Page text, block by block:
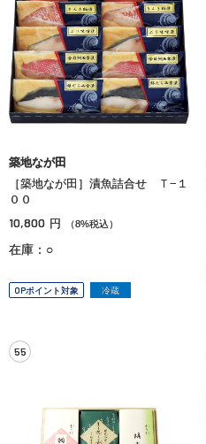
築地なが田
［築地なが田］漬魚詰合せ Ｔ−１
００
10,800 円 （8%税込）
在庫：○
OPポイント対象 冷蔵
55